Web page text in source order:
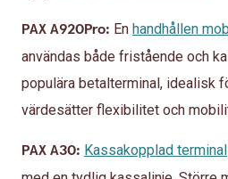
PAX A920Pro: En handhållen
användas både fristående och
populära betalterminal, idealisk
värdesätter flexibilitet och
PAX A30: Kassakopplad terminal